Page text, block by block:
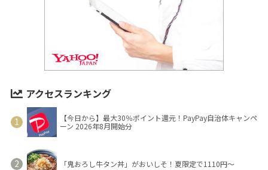
アクセスランキング
【今日から】最大30％ポイント還元！PayPay自治体キャンペ
ーン 2026年8月開始分
「鬼おろし牛タン丼」がおいしそ！夏限定で1110円～